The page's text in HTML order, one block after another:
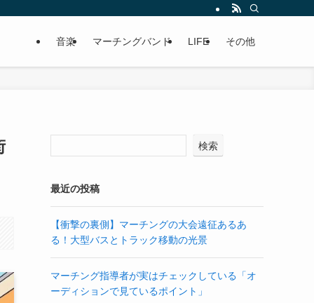
音楽 マーチングバンド LIFE その他
検索
最近の投稿
【衝撃の裏側】マーチングの大会遠征あるあ
る！大型バスとトラック移動の光景
マーチング指導者が実はチェックしている「オ
ーディションで見ているポイント」